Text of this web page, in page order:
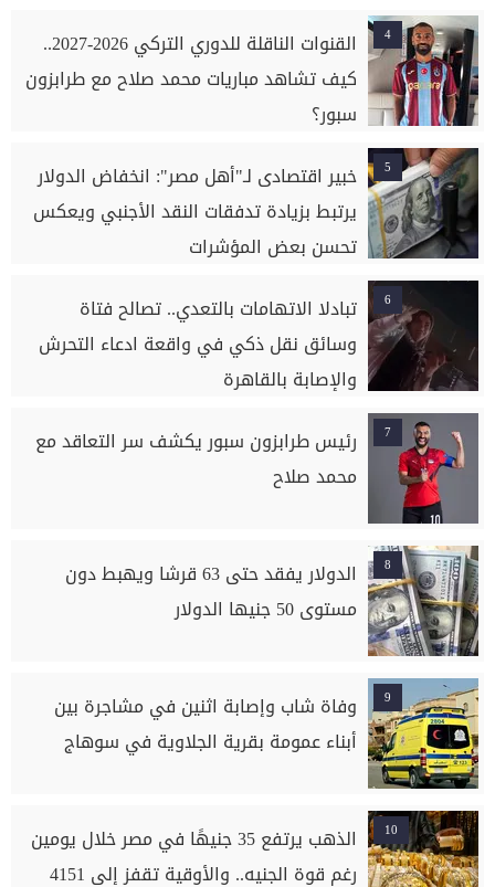
4
القنوات الناقلة للدوري التركي 2026-2027..
كيف تشاهد مباريات محمد صلاح مع طرابزون
سبور؟
5
خبير اقتصادى لـ"أهل مصر": انخفاض الدولار
يرتبط بزيادة تدفقات النقد الأجنبي ويعكس
تحسن بعض المؤشرات
6
تبادلا الاتهامات بالتعدي.. تصالح فتاة
وسائق نقل ذكي في واقعة ادعاء التحرش
والإصابة بالقاهرة
7
رئيس طرابزون سبور يكشف سر التعاقد مع
محمد صلاح
8
الدولار يفقد حتى 63 قرشا ويهبط دون
مستوى 50 جنيها الدولار
9
وفاة شاب وإصابة اثنين في مشاجرة بين
أبناء عمومة بقرية الجلاوية في سوهاج
10
الذهب يرتفع 35 جنيهًا في مصر خلال يومين
رغم قوة الجنيه.. والأوقية تقفز إلى 4151